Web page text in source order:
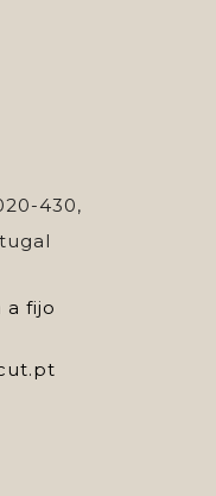
430,
a fijo